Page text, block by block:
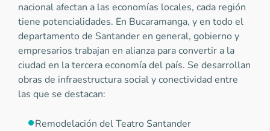
nacional afectan a las economías locales, cada región
tiene potencialidades. En Bucaramanga, y en todo el
departamento de Santander en general, gobierno y
empresarios trabajan en alianza para convertir a la
ciudad en la tercera economía del país. Se desarrollan
obras de infraestructura social y conectividad entre
las que se destacan:
Remodelación del Teatro Santander